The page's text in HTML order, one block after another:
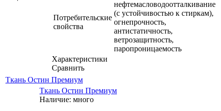
Потребительские
свойства
нефтемасловодоотталкивание
(с устойчивостью к стиркам),
огнепрочность,
антистатичность,
ветрозащитность,
паропроницаемость
Характеристики
Сравнить
Ткань Остин Премиум
Ткань Остин Премиум
Наличие: много